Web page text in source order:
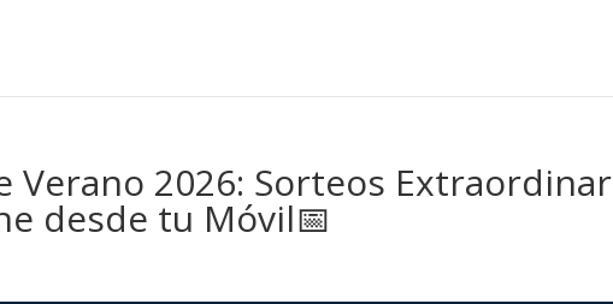
Verano 2026: Sorteos
desde tu Móvil📅